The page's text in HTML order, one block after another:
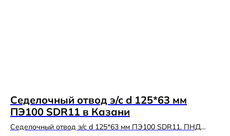
Седелочный отвод э/с d 125*63 мм
ПЭ100 SDR11 в Казани
Седелочный отвод э/с d 125*63 мм ПЭ100 SDR11. ПНД